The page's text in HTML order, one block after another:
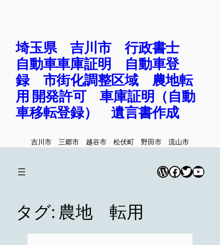
埼玉県 吉川市 行政書士
自動車車庫証明 自動車登
録 市街化調整区域 農地転
用 開発許可 車庫証明（自動
車移転登録） 遺言書作成
吉川市 三郷市 越谷市 松伏町 野田市 流山市
WordPress
Facebook
Twitter
タグ: 農地 転用